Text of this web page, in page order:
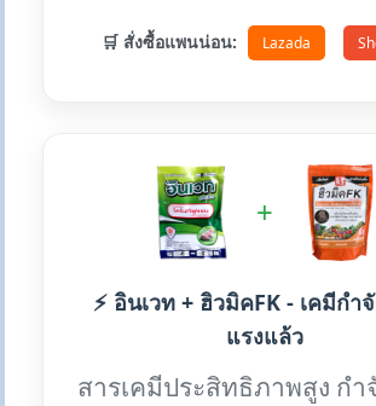
🛒 สั่งซื้อแพนน่อน: Lazada
+
⚡ อินเวท + ฮิวมิคFK - เคมีกำ
แรงแล้ว
สารเคมีประสิทธิภาพสูง กำ